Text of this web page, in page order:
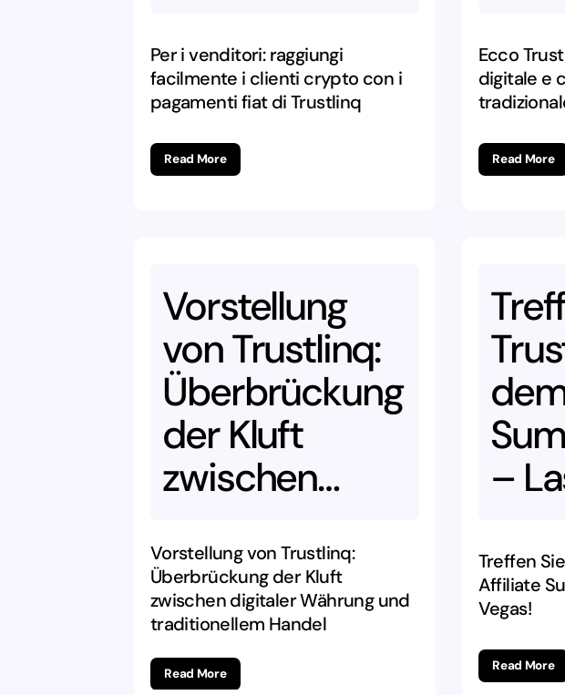
diTrustlinq
Per i venditori: raggiungi
facilmente i clienti crypto con i
pagamenti fiat di Trustlinq
Read More
Ecco
digitale e
Read More
Vorstellung
vonTrustlinq:
Überbrückung
der Kluft
zwischen
Währungund
traditionellem
Handel
Vorstellung von Trustlinq:
Überbrückung der Kluft
zwischen digitaler Währung und
traditionellem Handel
Read More
–
Treffen
Affiliate
Vegas!
Read More